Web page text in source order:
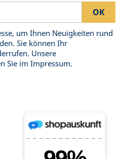
um Ihnen Neuigkeiten rund
Sie können Ihr
Unsere
Sie im Impressum.